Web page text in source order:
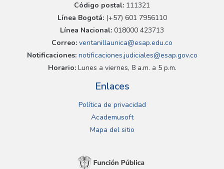
Código postal: 111321
Línea Bogotá:(+57) 601 7956110
Línea Nacional: 018000 423713
Correo: ventanillaunica@esap.edu.co
Notificaciones:notificaciones.judiciales@esap.gov.co
Horario:Lunes a viernes, 8 a.m. a 5 p.m.
Enlaces
Política de privacidad
Academusoft
Mapa del sitio